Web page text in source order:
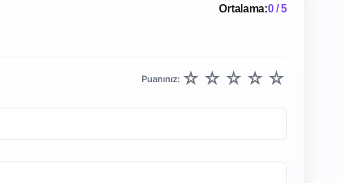
Ortalama:0 / 5
Puanınız: ☆ ☆ ☆ ☆ ☆